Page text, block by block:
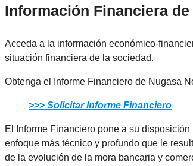
Información Financiera
Acceda a la información económico-
situación financiera de la sociedad.
Obtenga el Informe Financiero de Nugasa
>>> Solicitar Informe Financiero
El Informe Financiero pone a su
enfoque más técnico y profundo que le
de la evolución de la mora bancaria y